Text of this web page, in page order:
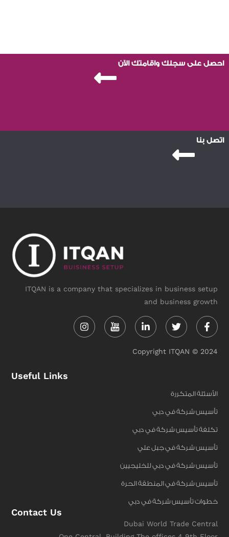
احصل على سجلك واقامتك الآن
اتصل بنا
ITQAN is a company that specializes in business setup
and business growth
in f
Copyright ITQAN © 2024
Useful Links
الأسئلة المتكررة
تأسيس شركة في دبي
تكلفة تأسيس شركة في دبي
تأسيس شركة في جبل علي
تأسيس شركة في دبي للخليجيين
تأسيس شركة في المنطقة الحرة
خطوات تأسيس شركة في دبي
Contact Us
Dubai World Trade Central